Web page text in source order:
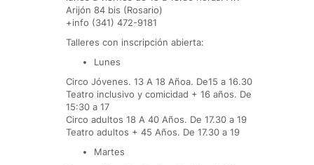
Arijón 84 bis (Rosario)
+info (341) 472-9181
Talleres con inscripción abierta:
Lunes
Circo Jóvenes. 13 A 18 Añoa. De15 a 16.30
Teatro inclusivo y comicidad + 16 años. De
15:30 a 17
Circo adultos 18 A 40 Años. De 17.30 a 19
Teatro adultos + 45 Años. De 17.30 a 19
Martes